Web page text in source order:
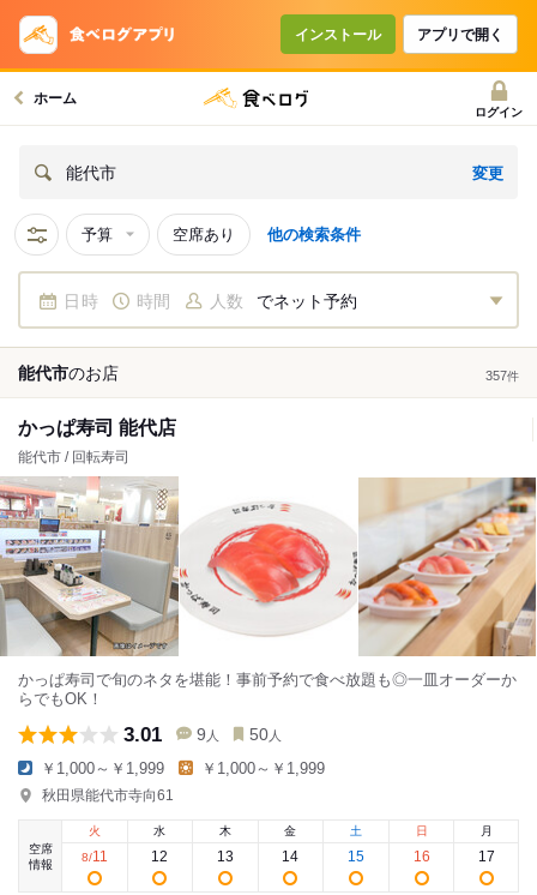
インストール アプリで開く
ホーム
ログイン
能代市 変更
予算 空席あり 他の検索条件
日時 時間 人数 でネット予約
能代市のお店 357件
かっぱ寿司 能代店
能代市 / 回転寿司
かっぱ寿司で旬のネタを堪能！事前予約で食べ放題も◎一皿オーダーか
らでもOK！
3.01 9 人 50 人
￥1,000～￥1,999 ￥1,000～￥1,999
秋田県能代市寺向61
空席
情報
火
8/11
水
12
木
13
金
14
土
15
日
16
月
17